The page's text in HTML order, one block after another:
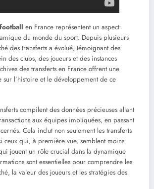
en France représentent un aspect
du monde du sport. Depuis plusieurs
des transferts a évolué, témoignant des
des clubs, des joueurs et des instances
des transferts en France offrent une
sur l’histoire et le développement de ce
compilent des données précieuses allant
aux équipes impliquées, en passant
Cela inclut non seulement les transferts
ceux qui, à première vue, semblent moins
jouent un rôle crucial dans la dynamique
sont essentielles pour comprendre les
la valeur des joueurs et les stratégies des